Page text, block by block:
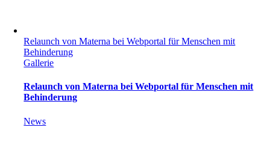
Relaunch von Materna bei Webportal für Menschen mit
Behinderung
Gallerie
Relaunch von Materna bei Webportal für Menschen mit
Behinderung
News